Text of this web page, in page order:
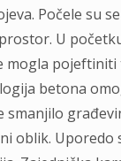
Počele su
U
mogla
betona
smanjilo
oblik. Uporedo